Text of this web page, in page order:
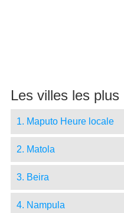
Les villes les
1. Maputo Heure locale
2. Matola
3. Beira
4. Nampula